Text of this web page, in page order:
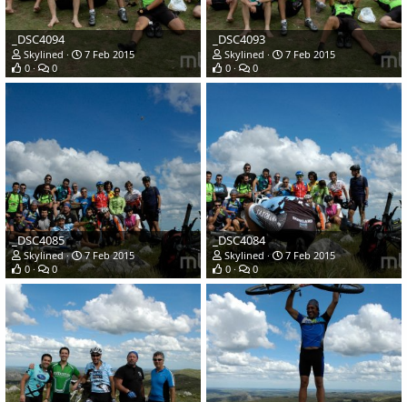
_DSC4094
Skylined
7 Feb 2015
0
0
_DSC4093
Skylined
7 Feb 2015
0
0
_DSC4085
Skylined
7 Feb 2015
0
0
_DSC4084
Skylined
7 Feb 2015
0
0